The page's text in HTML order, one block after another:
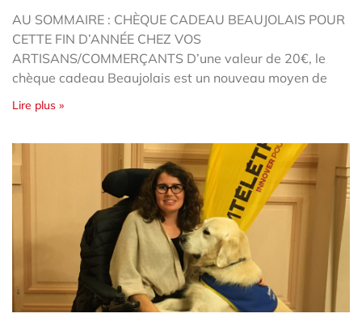
AU SOMMAIRE : CHÈQUE CADEAU BEAUJOLAIS POUR
CETTE FIN D’ANNÉE CHEZ VOS
ARTISANS/COMMERÇANTS D’une valeur de 20€, le
chèque cadeau Beaujolais est un nouveau moyen de
Lire plus »